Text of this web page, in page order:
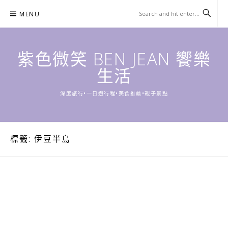
content
MENU
紫色微笑 BEN JEAN 饗樂
生活
深度旅行•一日遊行程•美食推薦•親子景點
標籤: 伊豆半島